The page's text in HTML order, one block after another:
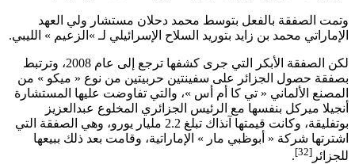
وتمت الصفقة بالفعل بتوسط محمد دحلان مستشار ولي العهد
الإماراتي محمد بن زايد بتوريد السلاح الإسرائيلي لـ »الزعيم » الليبي.
لكن الصفقة الأبكر التي جرى كشفها ترجع إلى عام 2008، وترتبط
بصفقة حصول الجزائر على سفينتين حربيتين من نوع « ميكو » من
المصنع الألماني « تي كا أم أس »، والتي تفاوضت عليها المستشارة
أنجيلا ميركل بنفسها مع الرئيس الجزائري المخلوع عبدالعزيز
بوتفليقة، وكانت قيمتها آنذاك تبلغ 2.2 مليار يورو، وهي الصفقة التي
اشترتها شركة « أبوظبي مار » الإماراتية، وقامت بعد ذلك ببيعها
للجزائر [32]
.